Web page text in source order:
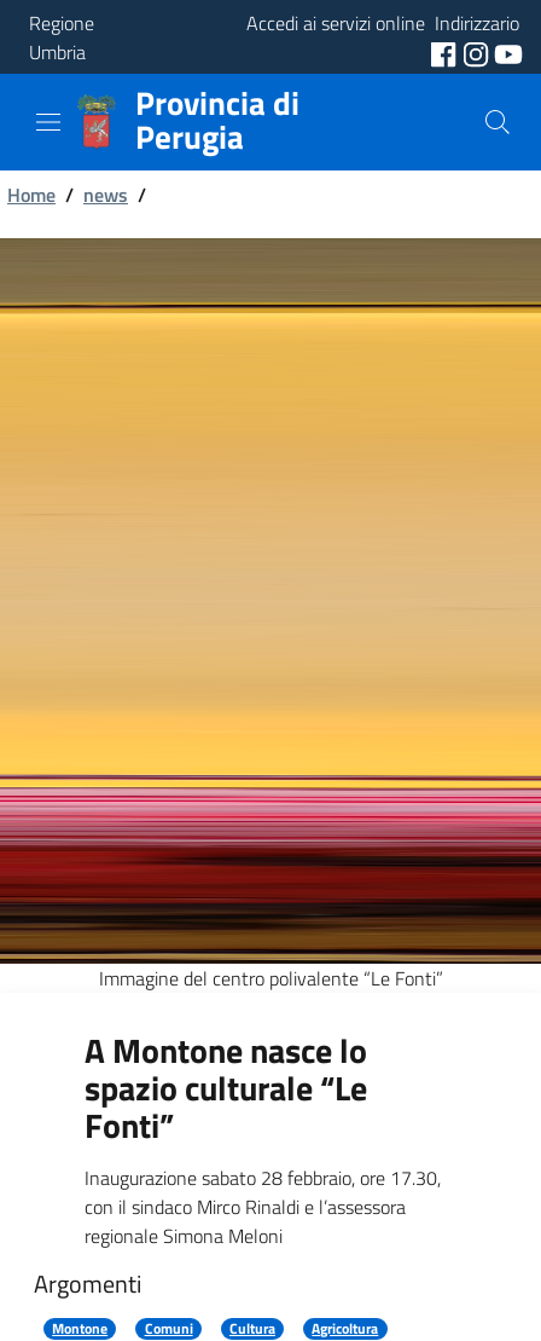
Regione
Umbria
Accedi ai servizi online Indirizzario
Provincia
Aree
Tematiche
Provincia di
Perugia
Briciole
di
pane
Home / news /
Immagine del centro polivalente “Le Fonti”
A Montone nasce lo
spazio culturale “Le
Fonti”
Inaugurazione sabato 28 febbraio, ore 17.30,
con il sindaco Mirco Rinaldi e l’assessora
regionale Simona Meloni
Argomenti
Montone Comuni Cultura
Agricoltura